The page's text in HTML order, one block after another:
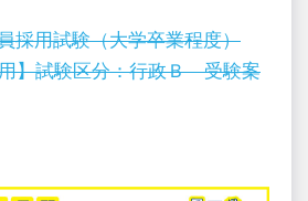
採用試験（大学卒業程度）
】試験区分：行政Ｂ 受験案